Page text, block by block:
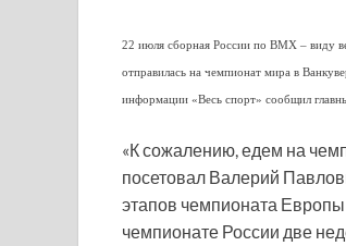
22 июля сборная России по BMX – виду
отправилась на чемпионат мира в
информации «Весь спорт» сообщил
«К сожалению, едем на
посетовал Валерий
этапов чемпионата
чемпионате России две